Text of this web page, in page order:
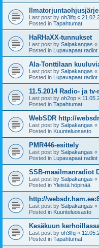
Last post by oh3lfq «
Posted in Tapahtumat
HaRHaXX-tunnukset
Last post by Salpakangas «
Posted in Lupavapaat
Ala-Tonttilaan
Last post by Salpakangas «
Posted in Lupavapaat
11.5.2014 Radio- ja
Last post by oh2op «
Posted in Tapahtumat
WebSDR http://
Last post by Salpakangas «
Posted in Kuunteluosasto
PMR446-esittely
Last post by Salpakangas «
Posted in Lupavapaat
SSB-maailmanradiot
Last post by Salpakangas «
Posted in Yleistä höpinää
http://
Last post by Salpakangas «
Posted in Kuunteluosasto
Kesäkuun
Last post by oh3lfq «
Posted in Tapahtumat